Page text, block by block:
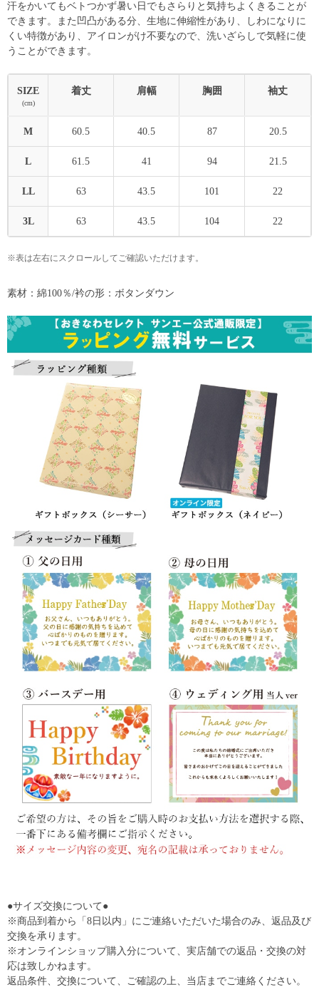
汗をかいてもベトつかず暑い日でもさらりと気持ちよくきることが
できます。また凹凸がある分、生地に伸縮性があり、しわになりに
くい特徴があり、アイロンがけ不要なので、洗いざらしで気軽に使
うことができます。
SIZE
(cm)
着丈 肩幅 胸囲 袖丈
M 60.5 40.5 87 20.5
L 61.5 41 94 21.5
LL 63 43.5 101 22
3L 63 43.5 104 22
※表は左右にスクロールしてご確認いただけます。
素材：綿100％/衿の形：ボタンダウン
●サイズ交換について●
※商品到着から「8日以内」にご連絡いただいた場合のみ、返品及び
交換を承ります。
※オンラインショップ購入分について、実店舗での返品・交換の対
応は致しかねます。
返品条件、交換について、ご確認の上、当店までご連絡ください。